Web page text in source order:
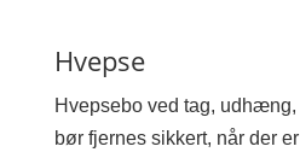
Hvepse
Hvepsebo ved tag,
bør fjernes sikkert, når der